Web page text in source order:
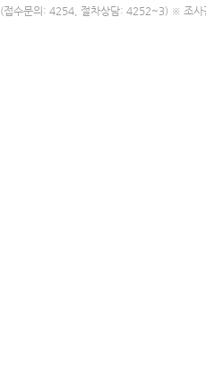
(접수문의: 4254, 절차상담: 4252~3) ※ 조사